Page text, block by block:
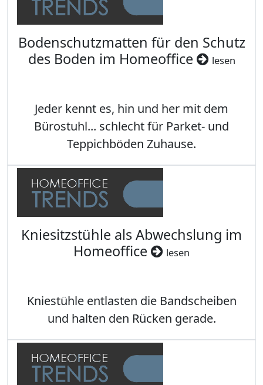
Bodenschutzmatten für den Schutz
des Boden im Homeoffice
lesen
Jeder kennt es, hin und her mit dem
Bürostuhl... schlecht für Parket- und
Teppichböden Zuhause.
Kniesitzstühle als Abwechslung im
Homeoffice
lesen
Kniestühle entlasten die Bandscheiben
und halten den Rücken gerade.